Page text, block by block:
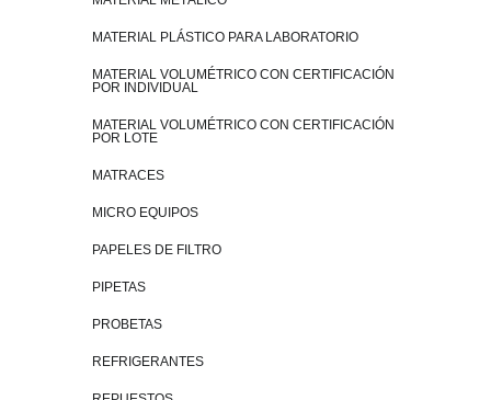
MATERIAL PLÁSTICO PARA LABORATORIO
MATERIAL VOLUMÉTRICO CON CERTIFICACIÓN
POR INDIVIDUAL
MATERIAL VOLUMÉTRICO CON CERTIFICACIÓN
POR LOTE
MATRACES
MICRO EQUIPOS
PAPELES DE FILTRO
PIPETAS
PROBETAS
REFRIGERANTES